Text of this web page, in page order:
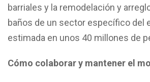
barriales y la remodelación y
baños de un sector específico del
estimada en unos 40 millones de
Cómo colaborar y mantener el